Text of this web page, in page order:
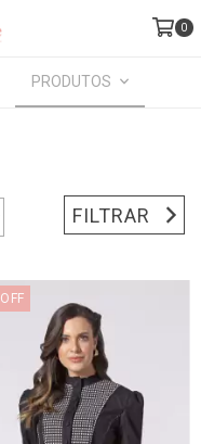
0
PRODUTOS
FILTRAR
OFF